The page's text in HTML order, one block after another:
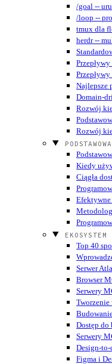
/goal --
/loop --
tmux dla
herdr --
Najlepsze
Domain-
Rozwój
Rozwój
Kiedy
Ciągła
Efektywne
EKOSYSTEM
Top 40
Serwer
Browser
Serwery
Tworzenie
Dostęp do
Serwery
Design-
Figma i